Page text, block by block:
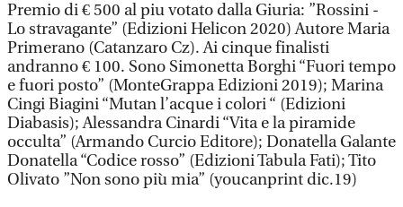
Premio di € 500 al piu votato dalla Giuria: ”Rossini -
Lo stravagante” (Edizioni Helicon 2020) Autore Maria
Primerano (Catanzaro Cz). Ai cinque finalisti
andranno € 100. Sono Simonetta Borghi “Fuori tempo
e fuori posto” (MonteGrappa Edizioni 2019); Marina
Cingi Biagini “Mutan l’acque i colori “ (Edizioni
Diabasis); Alessandra Cinardi “Vita e la piramide
occulta” (Armando Curcio Editore); Donatella Galante
Donatella “Codice rosso” (Edizioni Tabula Fati); Tito
Olivato ”Non sono più mia” (youcanprint dic.19)